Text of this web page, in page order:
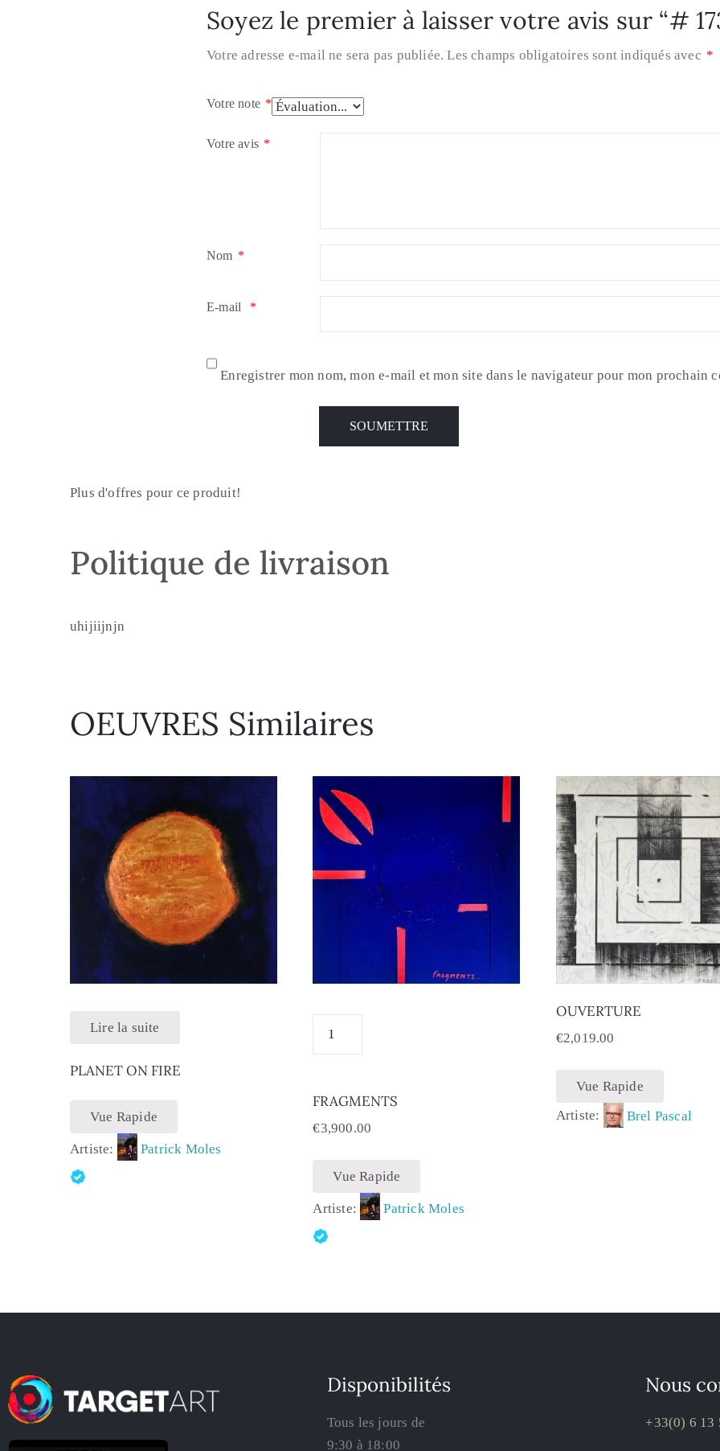
Soyez le premier à laisser votre avis sur “#
Votre adresse e-mail ne sera pas publiée. Les champs obligatoires sont indiqués avec *
Votre note *
Votre avis *
Nom *
E-mail *
Enregistrer mon nom, mon e-mail et mon site dans le navigateur pour mon prochain
Plus d'offres pour ce produit!
Politique de livraison
uhijiijnjn
OEUVRES Similaires
Lire la suite
PLANET ON FIRE
Vue Rapide
Artiste: Patrick Moles
FRAGMENTS
€3,900.00
Vue Rapide
Artiste: Patrick Moles
OUVERTURE
€2,019.00
Vue Rapide
Artiste:
Brel Pascal
Disponibilités
Tous les jours de
9:30 à 18:00
Nous
+33(0) 6 13